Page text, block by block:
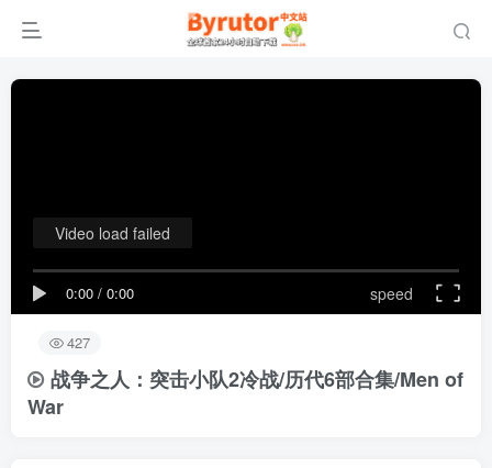
0:00 / 0:00 speed
Video load failed
427
战争之人：突击小队2冷战/历代6部合集/Men of
War